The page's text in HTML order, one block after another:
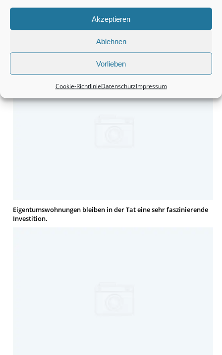
Akzeptieren
Ablehnen
Vorlieben
Cookie-RichtlinieDatenschutzImpressum
Monteurzimmer Hannover: Schnell die passende Unterkunft
finden.
Eigentumswohnungen bleiben in der Tat eine sehr faszinierende
Investition.